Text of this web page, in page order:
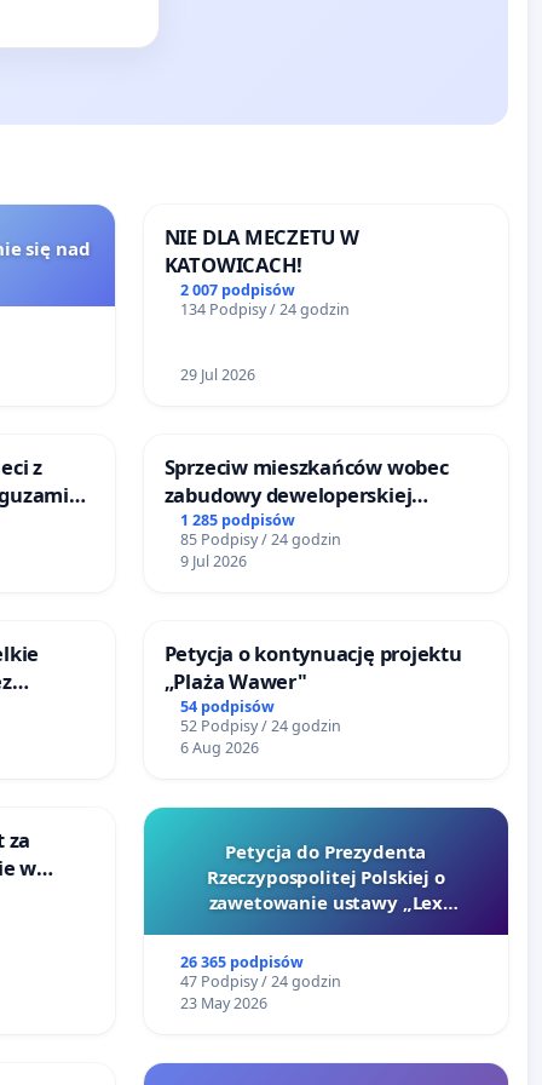
się nad
NIE DLA MECZETU W
KATOWICACH!
2 007 podpisów
134 Podpisy / 24 godzin
29 Jul 2026
z
Sprzeciw mieszkańców wobec
zabudowy deweloperskiej
terenow zielonych w rejonie
Bulwarów Straceńskich w
Bielsku-Białej
1 285 podpisów
85 Podpisy / 24 godzin
9 Jul 2026
Petycja o kontynuację projektu
„Plaża Wawer"
54 podpisów
52 Podpisy / 24 godzin
6 Aug 2026
za
w
Petycja do Prezydenta
Rzeczypospolitej Polskiej o
zawetowanie ustawy „Lex
26 365 podpisów
47 Podpisy / 24 godzin
23 May 2026